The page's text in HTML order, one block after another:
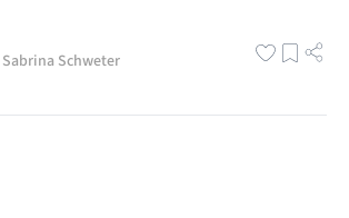
Schweter